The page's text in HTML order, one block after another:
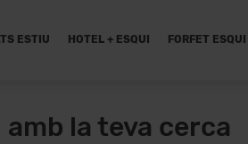
ESTIU HOTEL + ESQUI FORFET ESQUI
la teva cerca